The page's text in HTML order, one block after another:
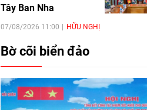
Tây Ban Nha
07/08/2026 11:00 HỮU NGHỊ
Bờ cõi biển đảo